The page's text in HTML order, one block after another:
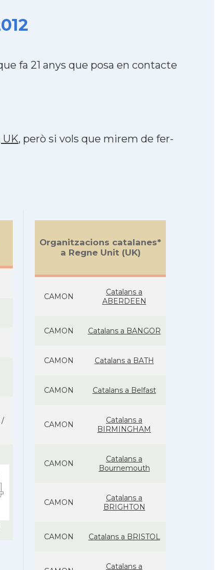
fa 21 anys que posa en contacte
UK, però si vols que mirem de fer-
/
Organitzacions catalanes*
a Regne Unit (UK)
CAMON
Catalans a
ABERDEEN
CAMON Catalans a BANGOR
CAMON Catalans a BATH
CAMON Catalans a Belfast
CAMON
Catalans a
BIRMINGHAM
CAMON
Catalans a
Bournemouth
CAMON
Catalans a
BRIGHTON
CAMON Catalans a BRISTOL
Catalans a